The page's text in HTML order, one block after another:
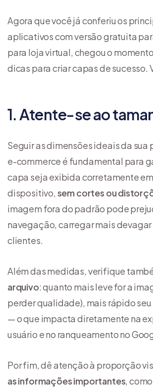
Agora que você já conferiu os
aplicativos com versão gratuita
para loja virtual, chegou o
dicas para criar capas de sucesso.
1. Atente-se ao
Seguir as dimensões ideais da
e-commerce é fundamental para
capa seja exibida corretamente
dispositivo, sem cortes ou
imagem fora do padrão pode
navegação, carregar mais
clientes.
Além das medidas, verifique
arquivo: quanto mais leve for a
perder qualidade), mais rápido
— o que impacta diretamente na
usuário e no ranqueamento no
Por fim, dê atenção à proporção
as informações importantes,